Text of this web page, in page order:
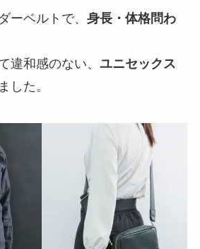
ーベルトで、 身長・体格問わ
違和感のない、 ユニセックス
した。